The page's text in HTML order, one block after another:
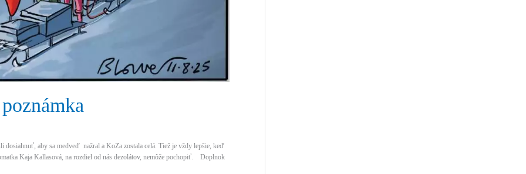
aby sa medveď nažral a KoZa zostala celá. Tiež je vždy lepšie, keď
Kaja Kallasová, na rozdiel od nás dezolátov, nemôže pochopiť. Doplnok